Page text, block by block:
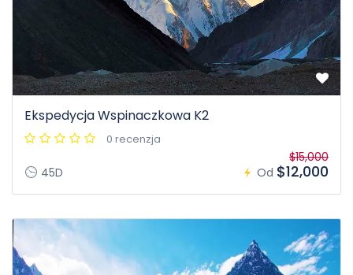
Ekspedycja Wspinaczkowa K2
0 recenzja
45D Od
$15,000
$12,000